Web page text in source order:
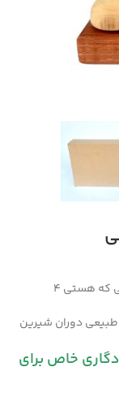
که هستی ۴
دوران شیرین
خاص برای